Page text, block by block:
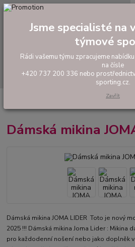
tel: +420 737 200 336
Tréninkové oblečení
mikina JOMA LIDER
Dámská mikina
Dámská mikina JOMA LIDER Toto je nový
2025 !!! Dámská mikina Joma Lider :
pro každodenní nošení nebo jako doplněk
Jsme specialisté na
týmové
Rádi vašemu týmu zpracujeme
na čísle
+420 737 200 336 nebo
sporting.cz.
Zavřít